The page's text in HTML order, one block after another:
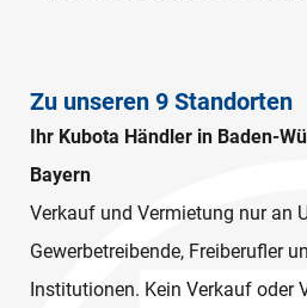
Zu unseren 9 Standorten
Ihr Kubota Händler in Baden-
Bayern
Verkauf und Vermietung nur an
Gewerbetreibende, Freiberufler
Institutionen. Kein Verkauf oder